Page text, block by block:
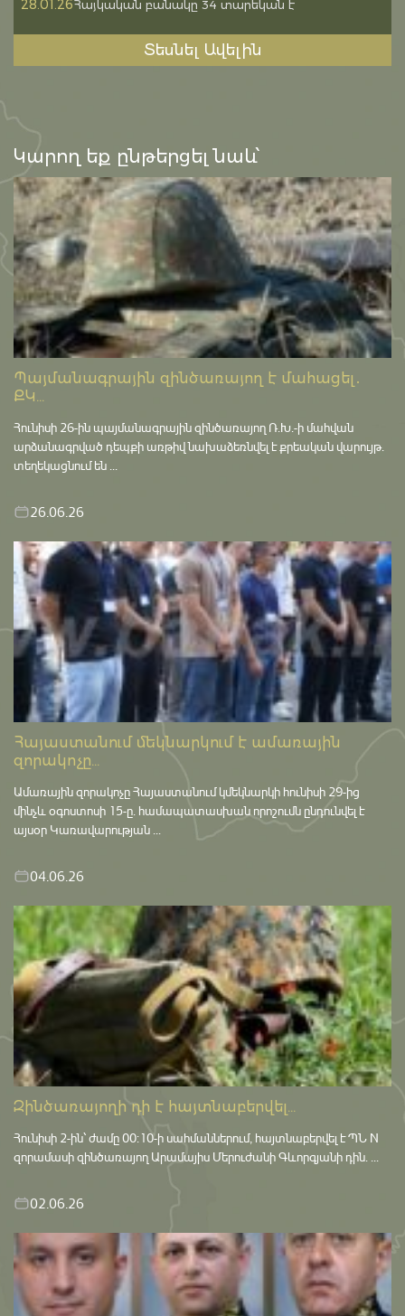
28.01.26Հայկական բանակը 34 տարեկան է
Տեսնել Ավելին
Կարող եք ընթերցել նաև՝
Պայմանագրային զինծառայող է մահացել․
ՔԿ...
Հունիսի 26-ին պայմանագրային զինծառայող Ռ.Խ.-ի մահվան
արձանագրված դեպքի առթիվ նախաձեռնվել է քրեական վարույթ․
տեղեկացնում են ...
26.06.26
Հայաստանում մեկնարկում է ամառային
զորակոչը...
Ամառային զորակոչը Հայաստանում կմեկնարկի հունիսի 29-ից
մինչև օգոստոսի 15-ը․ համապատասխան որոշումն ընդունվել է
այսօր Կառավարության ...
04.06.26
Զինծառայողի դի է հայտնաբերվել...
Հունիսի 2-ին՝ ժամը 00:10-ի սահմաններում, հայտնաբերվել է ՊՆ N
զորամասի զինծառայող Արամայիս Մերուժանի Գևորգյանի դին. ...
02.06.26